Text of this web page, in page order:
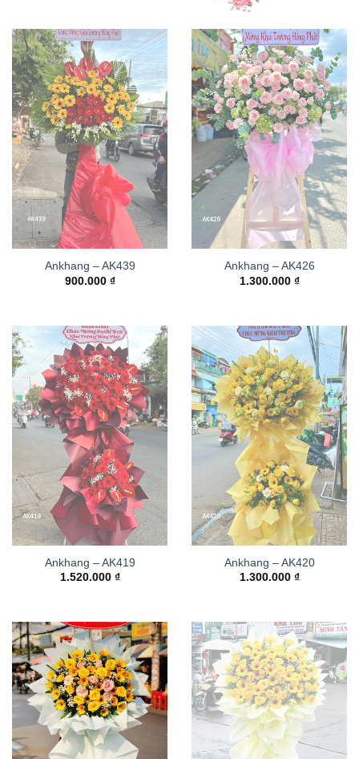
Ankhang – AK439
900.000 ₫
Ankhang – AK426
1.300.000 ₫
Ankhang – AK419
1.520.000 ₫
Ankhang – AK420
1.300.000 ₫